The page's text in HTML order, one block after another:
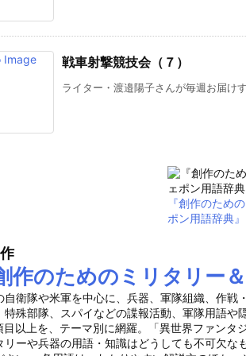
戦車射撃競技会（７）
ライター・渡邉陽子さんが毎週お届け
『創作のため
ポン用語辞典』
作のためのミリタリー
自衛隊や米軍を中心に、兵器、軍隊組織、作
特殊部隊、スパイなどの諜報活動、軍隊用語
以上を、テーマ別に網羅。「異世界ファンタ
リーや兵器の用語・知識はどうしても不可欠